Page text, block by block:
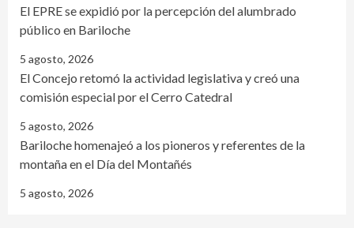
El EPRE se expidió por la percepción del alumbrado
público en Bariloche
5 agosto, 2026
El Concejo retomó la actividad legislativa y creó una
comisión especial por el Cerro Catedral
5 agosto, 2026
Bariloche homenajeó a los pioneros y referentes de la
montaña en el Día del Montañés
5 agosto, 2026